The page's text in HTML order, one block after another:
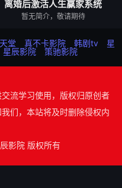
离婚后激活人生赢家系统
暂无简介，敬请期待
堂 真不卡影院 韩剧tv
星
星辰影院 策驰影院
流学习使用，版权归原创者
们，本站将及时删除侵权内
影院 版权所有